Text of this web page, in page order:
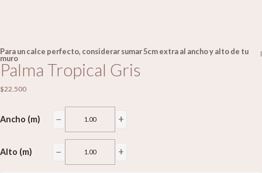
Para un calce perfecto, considerar sumar 5cm extra al ancho y alto de tu
muro
|
Palma Tropical Gris
$22.500
Ancho (m) − +
Alto (m) − +